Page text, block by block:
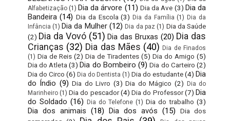
Alfabetização (1) Dia da árvore (11) Dia da Ave (3) Dia da
Bandeira (14) Dia da Escola (3) Dia da Família (1) Dia da
Infância (1) Dia da Mulher (12) Dia da paz (1) Dia da Saúde
(2) Dia da Vovó (51) Dia das Bruxas (20) Dia das
Crianças (32) Dia das Mães (40) Dia de Finados
(1) Dia de Reis (2) Dia de Tiradentes (5) Dia do Amigo (5)
Dia do Atleta (3) Dia do Bombeiro (9) Dia do Carteiro (2)
Dia do Circo (6) Dia do Dentista (1) Dia do estudante(4) Dia
do Índio (9) Dia do Livro (3) Dia do Mágico (2)
Dia do
Marinheiro (1) Dia do pescador (4) Dia do Professor (7) Dia
do Soldado (16) Dia do Telefone (1) Dia do trabalho (3)
Dia dos animais (18) Dia dos avós (15)
Dia dos